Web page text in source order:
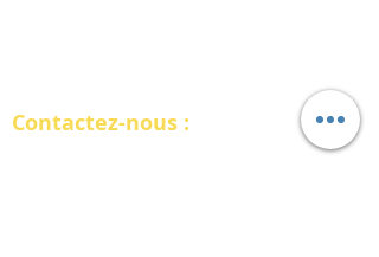
Contactez-nous :